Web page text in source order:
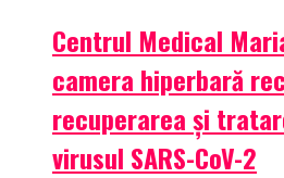
Centrul Medical
camera hiperbară
recuperarea şi
virusul SARS-CoV-2